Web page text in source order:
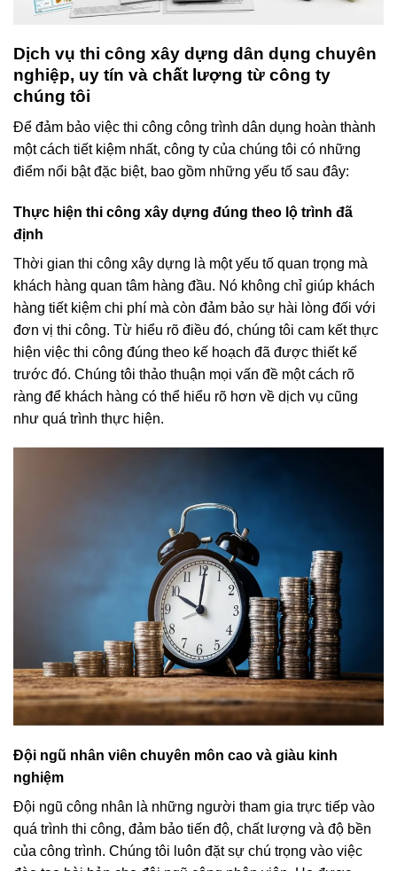
Dịch vụ thi công xây dựng dân dụng chuyên
nghiệp, uy tín và chất lượng từ công ty
chúng tôi
Để đảm bảo việc thi công công trình dân dụng hoàn thành
một cách tiết kiệm nhất, công ty của chúng tôi có những
điểm nổi bật đặc biệt, bao gồm những yếu tố sau đây:
Thực hiện thi công xây dựng đúng theo lộ trình đã
định
Thời gian thi công xây dựng là một yếu tố quan trọng mà
khách hàng quan tâm hàng đầu. Nó không chỉ giúp khách
hàng tiết kiệm chi phí mà còn đảm bảo sự hài lòng đối với
đơn vị thi công. Từ hiểu rõ điều đó, chúng tôi cam kết thực
hiện việc thi công đúng theo kế hoạch đã được thiết kế
trước đó. Chúng tôi thảo thuận mọi vấn đề một cách rõ
ràng để khách hàng có thể hiểu rõ hơn về dịch vụ cũng
như quá trình thực hiện.
Đội ngũ nhân viên chuyên môn cao và giàu kinh
nghiệm
Đội ngũ công nhân là những người tham gia trực tiếp vào
quá trình thi công, đảm bảo tiến độ, chất lượng và độ bền
của công trình. Chúng tôi luôn đặt sự chú trọng vào việc